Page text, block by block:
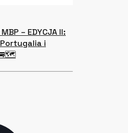
– EDYCJA II:
i